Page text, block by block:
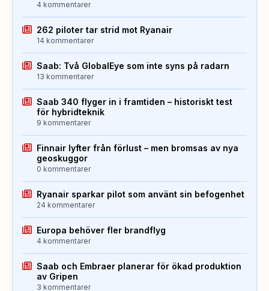
4 kommentarer
262 piloter tar strid mot Ryanair
14 kommentarer
Saab: Två GlobalEye som inte syns på radarn
13 kommentarer
Saab 340 flyger in i framtiden – historiskt test
för hybridteknik
9 kommentarer
Finnair lyfter från förlust – men bromsas av nya
geoskuggor
0 kommentarer
Ryanair sparkar pilot som använt sin befogenhet
24 kommentarer
Europa behöver fler brandflyg
4 kommentarer
Saab och Embraer planerar för ökad produktion
av Gripen
3 kommentarer